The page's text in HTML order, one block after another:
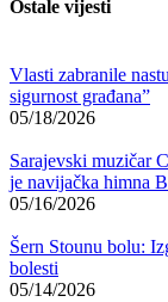
Ostale vijesti
Vlasti zabranile
sigurnost građana”
05/18/2026
Sarajevski muzičar
je navijačka himna
05/16/2026
Šern Stounu bolu:
bolesti
05/14/2026